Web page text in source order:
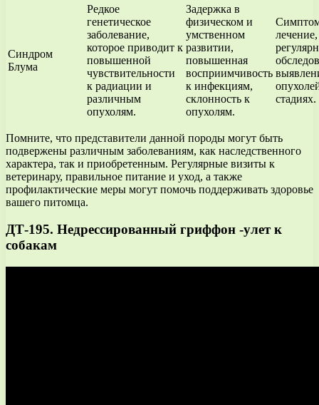
Синдром
Блума
Редкое
генетическое
заболевание,
которое приводит к
повышенной
чувствительности
к радиации и
различным
опухолям.
Задержка в
физическом и
умственном
развитии,
повышенная
восприимчивость
к инфекциям,
склонность к
опухолям.
лечение,
стадиях.
Помните, что представители данной породы могут быть
подвержены различным заболеваниям, как наследственного
характера, так и приобретенным. Регулярные визиты к
ветеринару, правильное питание и уход, а также
профилактические меры могут помочь поддерживать здоровье
вашего питомца.
ДТ-195. Недрессированный гриффон -улет к
собакам